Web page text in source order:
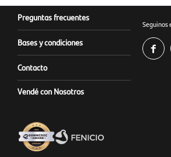
Preguntas frecuentes
Bases y condiciones
Contacto
Vendé con Nosotros
Seguinos
